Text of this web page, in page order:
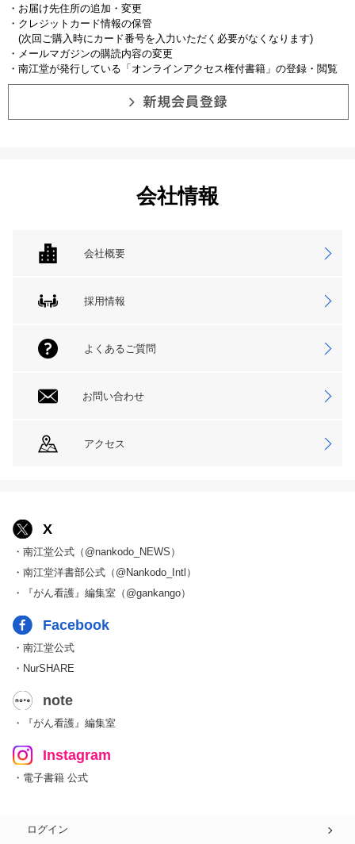
・お届け先住所の追加・変更
・クレジットカード情報の保管
(次回ご購入時にカード番号を入力いただく必要がなくなります)
・メールマガジンの購読内容の変更
・南江堂が発行している「オンラインアクセス権付書籍」の登録・閲覧
会社情報
会社概要
採用情報
よくあるご質問
お問い合わせ
アクセス
X
・南江堂公式（@nankodo_NEWS）
・南江堂洋書部公式（@Nankodo_Intl）
・『がん看護』編集室（@gankango）
Facebook
・南江堂公式
・NurSHARE
note
・『がん看護』編集室
Instagram
・電子書籍 公式
ログイン